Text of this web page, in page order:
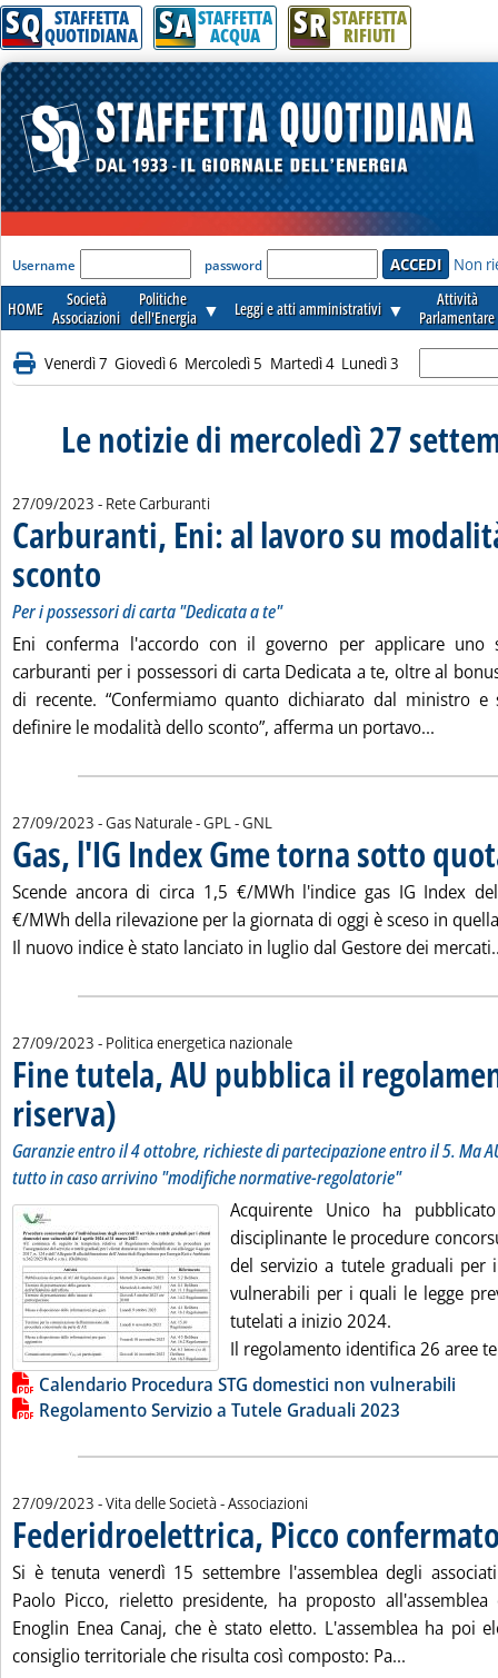
SQ STAFFETTA
QUOTIDIANA SA STAFFETTA
ACQUA SR STAFFETTA
RIFIUTI
'Modulo Login per accedere'
Username password Non
HOME
Società
Associazioni
Politiche
dell'Energia ▼ Leggi e atti amministrativi ▼
Attività
Parlamentare
Venerdì 7 Giovedì 6 Mercoledì 5 Martedì 4 Lunedì 3
Le notizie di mercoledì 27
27/09/2023 - Rete Carburanti
Carburanti, Eni: al lavoro su
sconto
Per i possessori di carta "Dedicata a te"
Eni conferma l'accordo con il governo per applicare uno
carburanti per i possessori di carta Dedicata a te, oltre al
di recente. “Confermiamo quanto dichiarato dal ministro e
definire le modalità dello sconto”, afferma un portavo...
27/09/2023 - Gas Naturale - GPL - GNL
Gas, l'IG Index Gme torna sotto
Scende ancora di circa 1,5 €/MWh l'indice gas IG Index
€/MWh della rilevazione per la giornata di oggi è sceso in
Il nuovo indice è stato lanciato in luglio dal Gestore dei
27/09/2023 - Politica energetica nazionale
Fine tutela, AU pubblica il
riserva) . Sottotitolo: Garanzie entro il 4 ottobre, richieste di partecipazione
. Pubblicata mercoledì 27 settembre 2023 alle 18.15.
Garanzie entro il 4 ottobre, richieste di partecipazione entro il 5. Ma
tutto in caso arrivino "modifiche normative-regolatorie"
Acquirente Unico ha
disciplinante le procedure
del servizio a tutele graduali per
vulnerabili per i quali le legge
tutelati a inizio 2024.
Il regolamento identifica 26 aree
Lista allegati PDF alla notizia
Calendario Procedura STG domestici non vulnerabili
Regolamento Servizio a Tutele Graduali 2023
27/09/2023 - Vita delle Società - Associazioni
Federidroelettrica, Picco
Si è tenuta venerdì 15 settembre l'assemblea degli
Paolo Picco, rieletto presidente, ha proposto all'assemblea
Enoglin Enea Canaj, che è stato eletto. L'assemblea ha poi
consiglio territoriale che risulta così composto: Pa...